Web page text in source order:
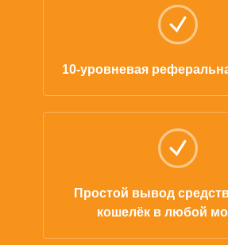
10-уровневая
Простой вывод
кошелёк в любой